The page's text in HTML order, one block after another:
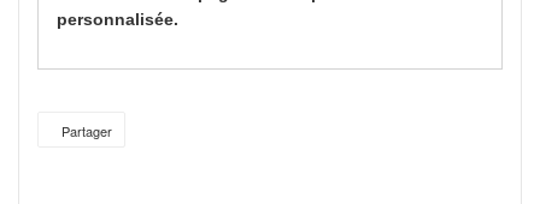
personnalisée.
Partager